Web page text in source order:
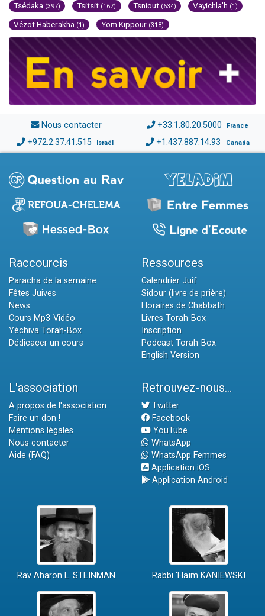
Tsédaka (397) Tsitsit (167) Tsniout (634) Vayichla'h (1)
Vézot Haberakha (1) Yom Kippour (318)
Nous contacter +33.1.80.20.5000 France
+972.2.37.41.515 Israël +1.437.887.14.93 Canada
Raccourcis
Paracha de la semaine
Fêtes Juives
News
Cours Mp3-Vidéo
Yéchiva Torah-Box
Dédicacer un cours
Ressources
Calendrier Juif
Sidour (livre de prière)
Horaires de Chabbath
Livres Torah-Box
Inscription
Podcast Torah-Box
English Version
L'association
A propos de l'association
Faire un don !
Mentions légales
Nous contacter
Aide (FAQ)
Retrouvez-nous...
Twitter
Facebook
YouTube
WhatsApp
WhatsApp Femmes
Application iOS
Application Android
Rav Aharon L. STEINMAN Rabbi 'Haïm KANIEWSKI